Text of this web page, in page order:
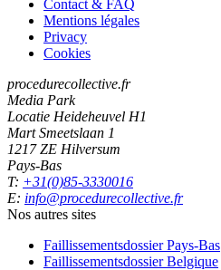
Contact & FAQ
Mentions légales
Privacy
Cookies
procedurecollective.fr
Media Park
Locatie Heideheuvel H1
Mart Smeetslaan 1
1217 ZE Hilversum
Pays-Bas
T: +31(0)85-3330016
E: info@procedurecollective.fr
Nos autres sites
Faillissementsdossier Pays-Bas
Faillissementsdossier Belgique